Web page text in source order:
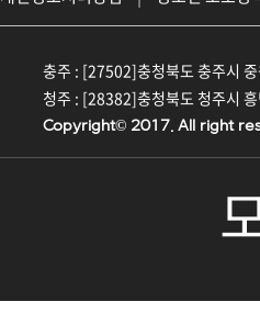
충주 : [27502]충청북도 충주시
청주 : [28382]충청북도 청주시
Copyright© 2017. All right